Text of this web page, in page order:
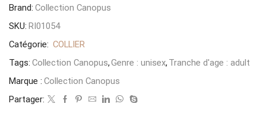
Brand: Collection Canopus
SKU: RI01054
Catégorie: COLLIER
Tags: Collection Canopus,Genre : unisex, Tranche d'age : adult
Marque : Collection Canopus
Partager: